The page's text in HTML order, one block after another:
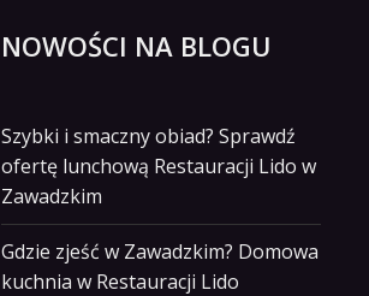
NOWOŚCI NA BLOGU
Szybki i smaczny obiad? Sprawdź
ofertę lunchową Restauracji Lido w
Zawadzkim
Gdzie zjeść w Zawadzkim? Domowa
kuchnia w Restauracji Lido